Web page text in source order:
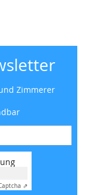
Zimmerer
⇗